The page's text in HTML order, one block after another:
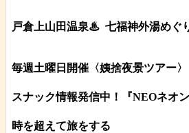
戸倉上山田温泉♨ 七福神外湯めぐ
毎週土曜日開催〈姨捨夜景ツアー〉
スナック情報発信中！『NEOネオン
時を超えて旅をする